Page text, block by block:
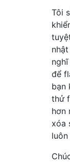
Tôi
để
bạn
thử
hơn
xóa